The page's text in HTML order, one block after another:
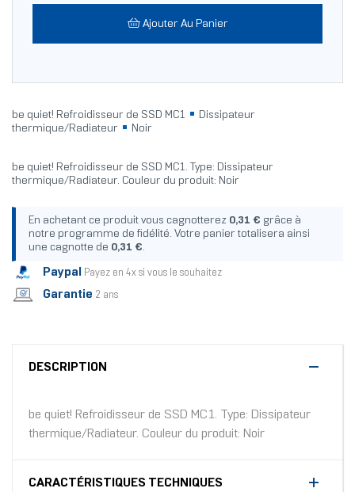
Ajouter Au Panier
be quiet! Refroidisseur de SSD MC1
Dissipateur
thermique/Radiateur
Noir
be quiet! Refroidisseur de SSD MC1. Type: Dissipateur
thermique/Radiateur. Couleur du produit: Noir
En achetant ce produit vous cagnotterez 0,31 € grâce à
notre programme de fidélité. Votre panier totalisera ainsi
une cagnotte de 0,31 €.
Paypal Payez en 4x si vous le souhaitez
Garantie 2 ans
DESCRIPTION
be quiet! Refroidisseur de SSD MC1. Type: Dissipateur
thermique/Radiateur. Couleur du produit: Noir
CARACTÉRISTIQUES TECHNIQUES